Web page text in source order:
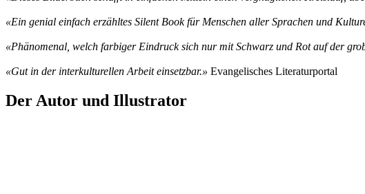
«Ein genial einfach erzähltes Silent Book für Menschen aller Sprachen und
«Phänomenal, welch farbiger Eindruck sich nur mit Schwarz und Rot auf der
«Gut in der interkulturellen Arbeit einsetzbar.» Evangelisches Literaturportal
Der Autor und Illustrator